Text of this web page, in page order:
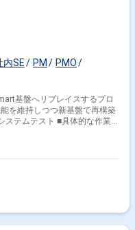
内SE PM
PMO
基盤へリプレイスするプロ
を維持しつつ新基盤で再構築
ステムテスト ■具体的な作業
アプリケーション開発 ・単